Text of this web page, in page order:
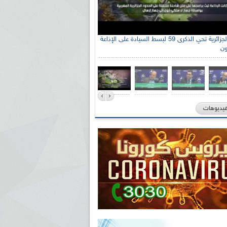
الإذاعة الجزائرية تحي الذكرى 59 لبسط السيادة على الإذاعة